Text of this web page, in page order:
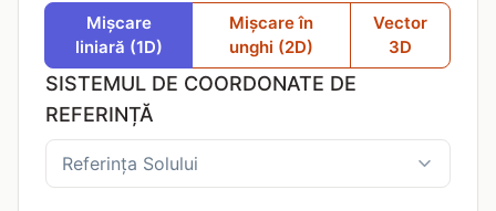
Mișcare
liniară (1D)
Mișcare în
unghi (2D)
Vector
3D
SISTEMUL DE COORDONATE DE
REFERINȚĂ